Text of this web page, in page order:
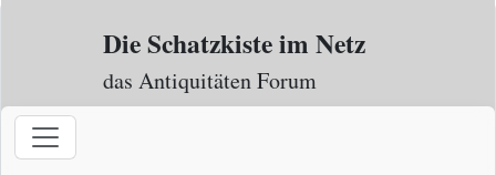
Zum Inhalt
Die Schatzkiste im Netz
das Antiquitäten Forum